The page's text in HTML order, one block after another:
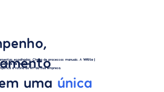
uma única
espalhadas. Chega de processos manuais. AWitto |
de Pessoas,
a rotina do RH da sua empresa.